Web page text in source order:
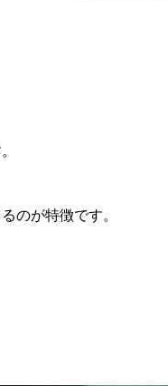
のが特徴です。